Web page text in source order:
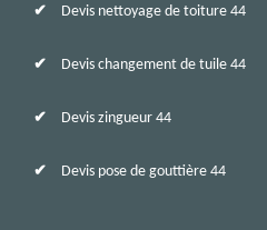
Devis nettoyage de toiture 44
Devis changement de tuile 44
Devis zingueur 44
Devis pose de gouttière 44